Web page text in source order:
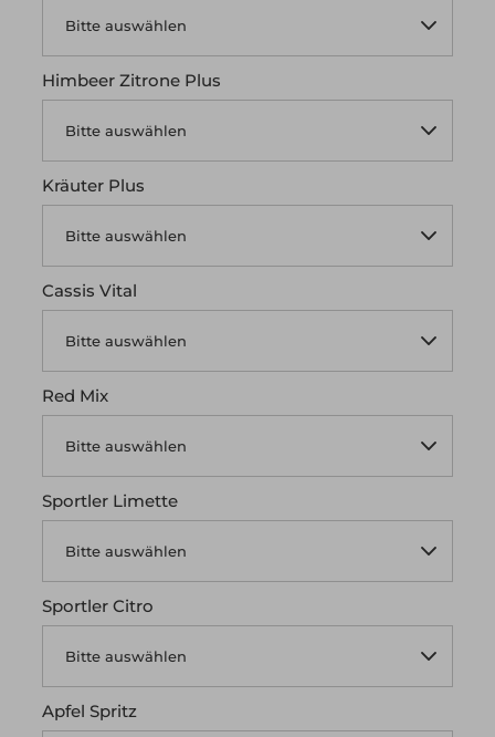
Himbeer Zitrone Plus
Kräuter Plus
Cassis Vital
Red Mix
Sportler Limette
Sportler Citro
Apfel Spritz